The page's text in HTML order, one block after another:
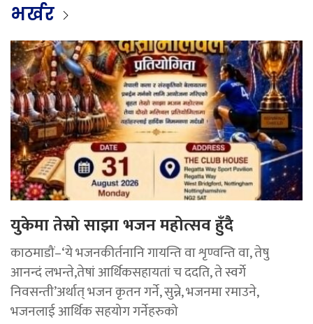
भर्खर
युकेमा तेस्रो साझा भजन महोत्सव हुँदै
काठमाडौं–‘ये भजनकीर्तनानि गायन्ति वा शृण्वन्ति वा, तेषु
आनन्दं लभन्ते,तेषां आर्थिकसहायतां च ददति, ते स्वर्गे
निवसन्ती’अर्थात् भजन कृतन गर्ने, सुन्ने, भजनमा रमाउने,
भजनलाई आर्थिक सहयोग गर्नेहरुको